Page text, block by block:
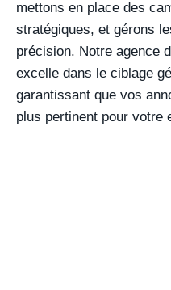
mettons en place des
stratégiques, et gérons
précision. Notre agence
excelle dans le ciblage
garantissant que vos
plus pertinent pour votre